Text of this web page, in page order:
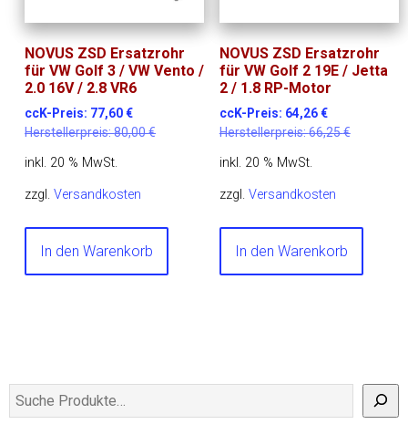
NOVUS ZSD Ersatzrohr
für VW Golf 3 / VW Vento /
2.0 16V / 2.8 VR6
ccK-Preis: 77,60€
Herstellerpreis:80,00€
inkl. 20 % MwSt.
zzgl.Versandkosten
In den Warenkorb
NOVUS ZSD Ersatzrohr
für VW Golf 2 19E / Jetta
2 / 1.8 RP-Motor
ccK-Preis: 64,26€
Herstellerpreis:66,25€
inkl. 20 % MwSt.
zzgl. Versandkosten
In den Warenkorb